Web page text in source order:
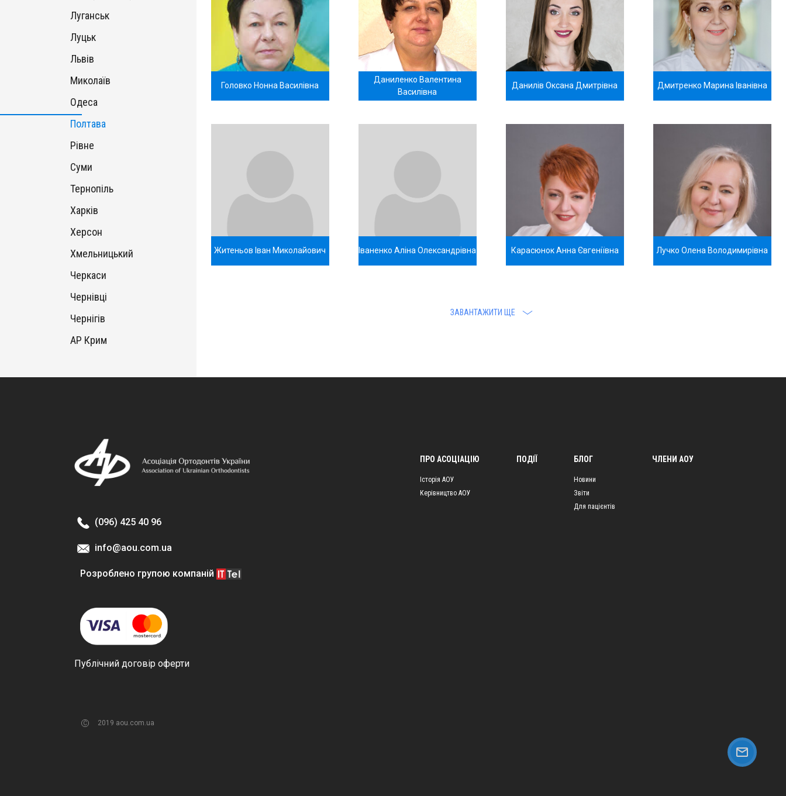
Луганськ
Луцьк
Львів
Миколаїв
Одеса
Полтава
Рівне
Суми
Тернопіль
Харків
Херсон
Хмельницький
Черкаси
Чернівці
Чернігів
АР Крим
Головко Нонна Василівна
Даниленко Валентина
Василівна
Данилів Оксана Дмитрівна Дмитренко Марина Іванівна
Житеньов Іван Миколайович Іваненко Аліна Олександрівна Карасюнок Aнна Євгеніївна Лучко Олена Володимирівна
ЗАВАНТАЖИТИ ЩЕ
(096) 425 40 96
info@aou.com.ua
Розроблено групою компаній
Публічний договір оферти
C 2019 aou.com.ua
ПРО АСОЦІАЦІЮ
Історія АОУ
Керівництво АОУ
ПОДІЇ БЛОГ
Новини
Звіти
Для пацієнтів
ЧЛЕНИ АОУ